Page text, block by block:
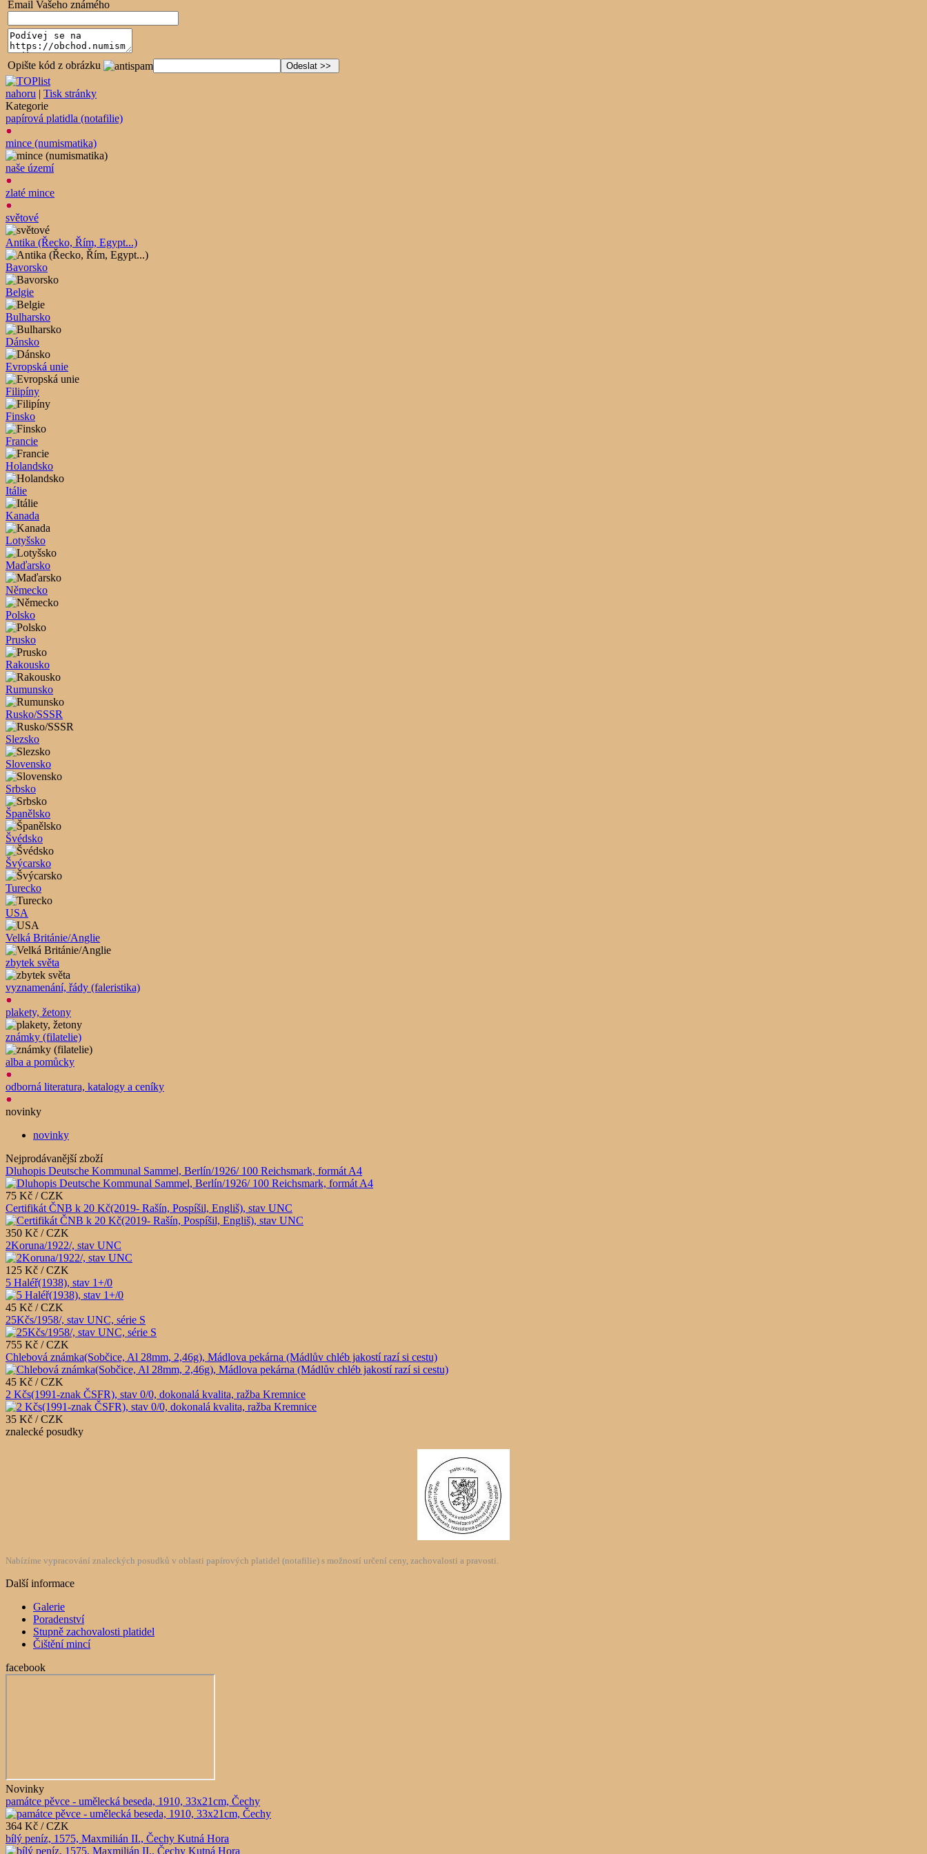
Email Vašeho známého
Opište kód z obrázku
nahoru | Tisk stránky
Kategorie
papírová platidla (notafilie)
mince (numismatika)
naše území
zlaté mince
světové
Antika (Řecko, Řím, Egypt...)
Bavorsko
Belgie
Bulharsko
Dánsko
Evropská unie
Filipíny
Finsko
Francie
Holandsko
Itálie
Kanada
Lotyšsko
Maďarsko
Německo
Polsko
Prusko
Rakousko
Rumunsko
Rusko/SSSR
Slezsko
Slovensko
Srbsko
Španělsko
Švédsko
Švýcarsko
Turecko
USA
Velká Británie/Anglie
zbytek světa
vyznamenání, řády (faleristika)
plakety, žetony
známky (filatelie)
alba a pomůcky
odborná literatura, katalogy a ceníky
novinky
novinky
Nejprodávanější zboží
Dluhopis Deutsche Kommunal Sammel, Berlín/1926/ 100 Reichsmark, formát A4
75 Kč / CZK
Certifikát ČNB k 20 Kč(2019- Rašín, Pospíšil, Engliš), stav UNC
350 Kč / CZK
2Koruna/1922/, stav UNC
125 Kč / CZK
5 Haléř(1938), stav 1+/0
45 Kč / CZK
25Kčs/1958/, stav UNC, série S
755 Kč / CZK
Chlebová známka(Sobčice, Al 28mm, 2,46g), Mádlova pekárna (Mádlův chléb jakostí razí si cestu)
45 Kč / CZK
2 Kčs(1991-znak ČSFR), stav 0/0, dokonalá kvalita, ražba Kremnice
35 Kč / CZK
znalecké posudky
Nabízíme vypracování znaleckých posudků v oblasti papírových platidel (notafilie) s možností určení ceny, zachovalosti a pravosti.
Další informace
Galerie
Poradenství
Stupně zachovalosti platidel
Čištění mincí
facebook
Novinky
památce pěvce - umělecká beseda, 1910, 33x21cm, Čechy
364 Kč / CZK
bílý peníz, 1575, Maxmilián II., Čechy Kutná Hora